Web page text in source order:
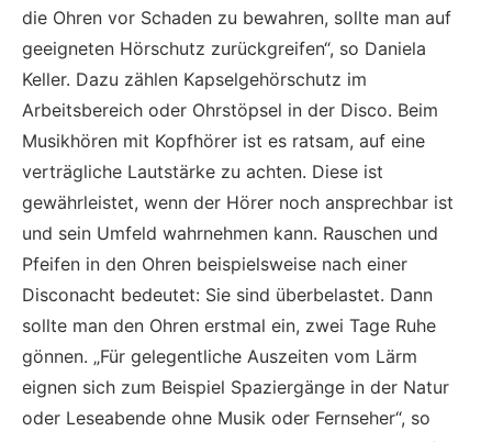
die Ohren vor Schaden zu bewahren, sollte man auf
geeigneten Hörschutz zurückgreifen“, so Daniela
Keller. Dazu zählen Kapselgehörschutz im
Arbeitsbereich oder Ohrstöpsel in der Disco. Beim
Musikhören mit Kopfhörer ist es ratsam, auf eine
verträgliche Lautstärke zu achten. Diese ist
gewährleistet, wenn der Hörer noch ansprechbar ist
und sein Umfeld wahrnehmen kann. Rauschen und
Pfeifen in den Ohren beispielsweise nach einer
Disconacht bedeutet: Sie sind überbelastet. Dann
sollte man den Ohren erstmal ein, zwei Tage Ruhe
gönnen. „Für gelegentliche Auszeiten vom Lärm
eignen sich zum Beispiel Spaziergänge in der Natur
oder Leseabende ohne Musik oder Fernseher“, so